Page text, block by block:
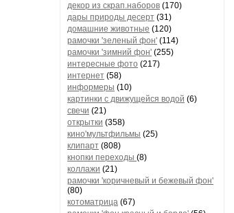
декор из скрап.наборов (170)
дары природы десерт (31)
домашние животные (120)
рамочки 'зеленый фон' (114)
рамочки 'зимний фон' (255)
интересные фото (217)
интернет (58)
информеры (10)
картинки с движущейся водой (6)
свечи (21)
открытки (358)
кино'мультфильмы (25)
клипарт (808)
кнопки переходы (8)
коллажи (21)
рамочки 'коричневый и бежевый фон'
(80)
котоматрица (67)